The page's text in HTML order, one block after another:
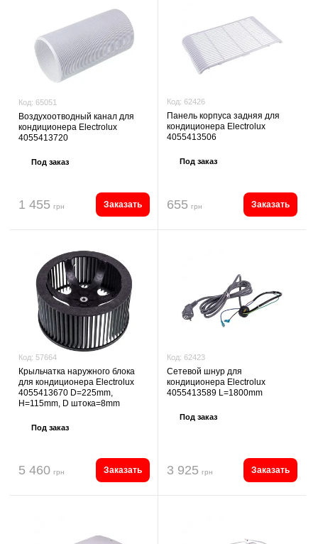
Код: 65051
Воздухоотводный канал для
кондиционера Electrolux
4055413720
Под заказ
1 455 грн Заказать
Код: 62426
Панель корпуса задняя для
кондиционера Electrolux
4055413506
Под заказ
655 грн Заказать
Код: 57664
Крыльчатка наружного блока
для кондиционера Electrolux
4055413670 D=225mm,
H=115mm, D штока=8mm
Под заказ
5 460 грн Заказать
Код: 62423
Сетевой шнур для
кондиционера Electrolux
4055413589 L=1800mm
Под заказ
3 925 грн Заказать